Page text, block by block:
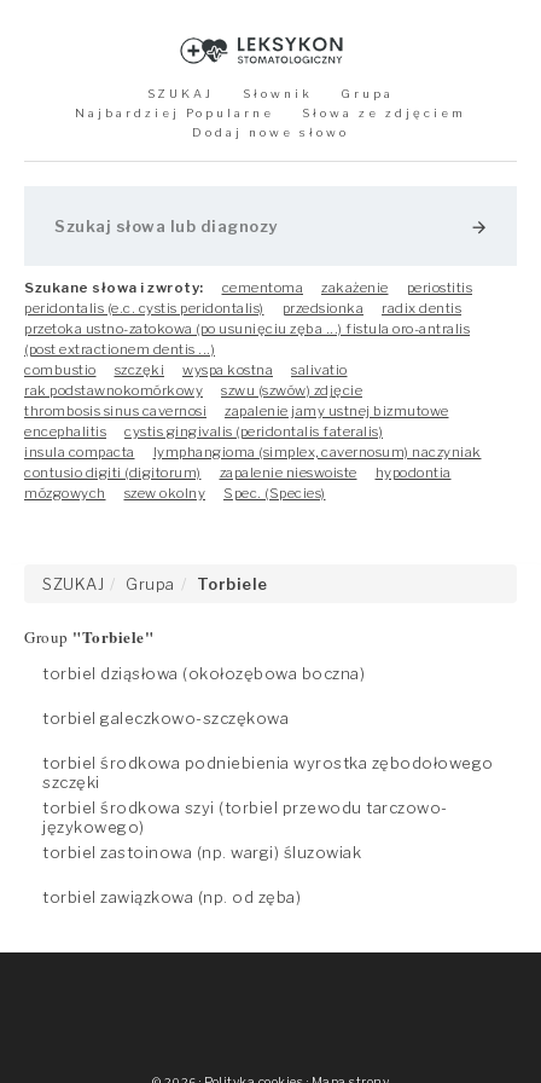
SZUKAJ Słownik
Grupa
Najbardziej Popularne
Słowa ze zdjęciem
Dodaj nowe słowo
arrow_forward
Szukane słowa i zwroty: cementoma zakażenie
periostitis
peridontalis (e.c. cystis peridontalis)
przedsionka
radix dentis
przetoka ustno-zatokowa (po usunięciu zęba ...) fistula oro-antralis
(post extractionem dentis ...)
combustio
szczęki wyspa kostna
salivatio
rak podstawnokomórkowy
szwu (szwów) zdjęcie
thrombosis sinus cavernosi
zapalenie jamy ustnej bizmutowe
encephalitis
cystis gingivalis (peridontalis fateralis)
insula compacta
lymphangioma (simplex, cavernosum) naczyniak
contusio digiti (digitorum)
zapalenie nieswoiste
hypodontia
mózgowych
szew okolny Spec. (Species)
SZUKAJ Grupa Torbiele
Group "Torbiele"
torbiel dziąsłowa (okołozębowa boczna)
torbiel galeczkowo-szczękowa
torbiel środkowa podniebienia wyrostka zębodołowego
szczęki
torbiel środkowa szyi (torbiel przewodu tarczowo-
językowego)
torbiel zastoinowa (np. wargi) śluzowiak
torbiel zawiązkowa (np. od zęba)